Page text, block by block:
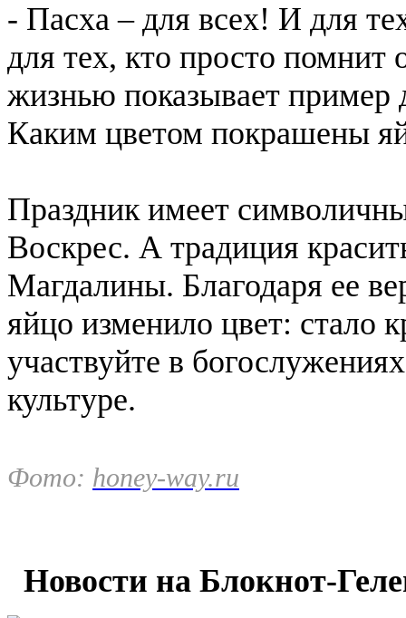
- Пасха – для всех! И для
для тех, кто просто помнит
жизнью показывает
Каким цветом покрашены
Праздник имеет
Воскрес. А традиция
Магдалины. Благодаря ее
яйцо изменило цвет: стало
участвуйте в
культуре.
Фото: honey-way.ru
Новости на Блoкнoт-